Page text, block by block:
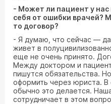
- Может ли пациент у
себя от ошибки врачей?
то договор?
- Я думаю, что сейчас —
живет в
еще не очень принято.
Между доктором и
пишутся обязательства.
оформить через юриста. В
обычно это делается.
сотрудничает в этом